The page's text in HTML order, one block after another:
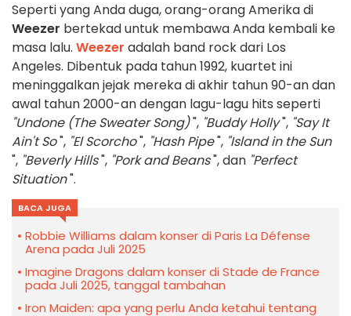
Seperti yang Anda duga, orang-orang Amerika di
Weezer bertekad untuk membawa Anda kembali ke
masa lalu. Weezer adalah band rock dari Los
Angeles. Dibentuk pada tahun 1992, kuartet ini
meninggalkan jejak mereka di akhir tahun 90-an dan
awal tahun 2000-an dengan lagu-lagu hits seperti
"Undone (The Sweater Song)", "Buddy Holly", "Say It
Ain't So", "El Scorcho", "Hash Pipe", "Island in the Sun
", "Beverly Hills", "Pork and Beans", dan "Perfect
Situation".
BACA JUGA
Robbie Williams dalam konser di Paris La Défense
Arena pada Juli 2025
Imagine Dragons dalam konser di Stade de France
pada Juli 2025, tanggal tambahan
Iron Maiden: apa yang perlu Anda ketahui tentang